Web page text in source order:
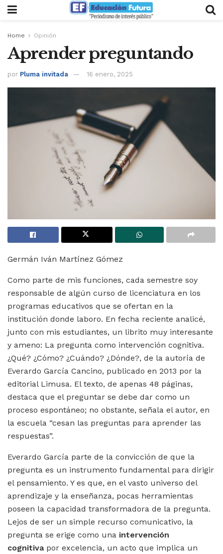
Home Opinión
Aprender preguntando
por Pluma invitada 16 enero, 2025
Germán Iván Martínez Gómez
Como parte de mis funciones, cada semestre soy
responsable de algún curso de licenciatura en los
programas educativos que se ofertan en la
institución donde laboro. En fecha reciente analicé,
junto con mis estudiantes, un librito muy interesante
y ameno: La pregunta como intervención cognitiva.
¿Qué? ¿Cómo? ¿Cuándo? ¿Dónde?, de la autoría de
Everardo García Cancino, publicado en 2013 por la
editorial Limusa. El texto, de apenas 48 páginas,
destaca que el preguntar se debe dar como un
proceso espontáneo; no obstante, señala el autor, en
la escuela “cesan las preguntas para aprender las
respuestas”.
Everardo García parte de la convicción de que la
pregunta es un instrumento fundamental para dirigir
el pensamiento. Y es que, en el vasto universo del
aprendizaje y la enseñanza, pocas herramientas
poseen la capacidad transformadora de la pregunta.
Lejos de ser un simple recurso comunicativo, la
pregunta se erige como una intervención
cognitivapor excelencia, un acto que implica un